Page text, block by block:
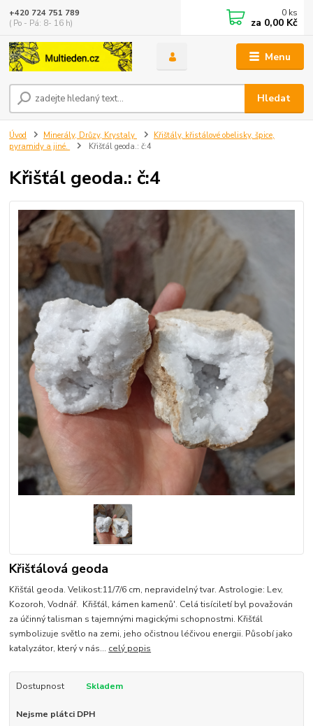
Menu
Hledat
+420 724 751 789
( Po - Pá: 8- 16 h)
0 ks
za 0,00 Kč
Úvod Minerály, Drůzy, Krystaly
Křištály, křistálové obelisky, špice,
pyramidy a jiné.
Křišťál geoda.: č:4
Křišťál geoda.: č:4
Křišťálová geoda
Křišťál geoda. Velikost:11/7/6 cm, nepravidelný tvar. Astrologie: Lev,
Kozoroh, Vodnář. Křišťál, kámen kamenů'. Celá tisíciletí byl považován
za účinný talisman s tajemnými magickými schopnostmi. Křišťál
symbolizuje světlo na zemi, jeho očistnou léčivou energii. Působí jako
katalyzátor, který v nás... celý popis
Dostupnost Skladem
Nejsme plátci DPH